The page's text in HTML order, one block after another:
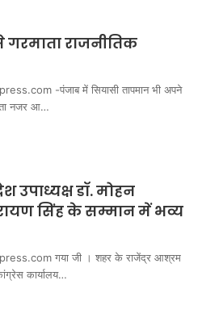
राजनीतिक
-पंजाब में सियासी तापमान भी अपने
नजर आ…
उपाध्यक्ष डॉ. मोहन
सिंह के सम्मान में भव्य
गया जी । शहर के राजेंद्र आश्रम
कार्यालय…